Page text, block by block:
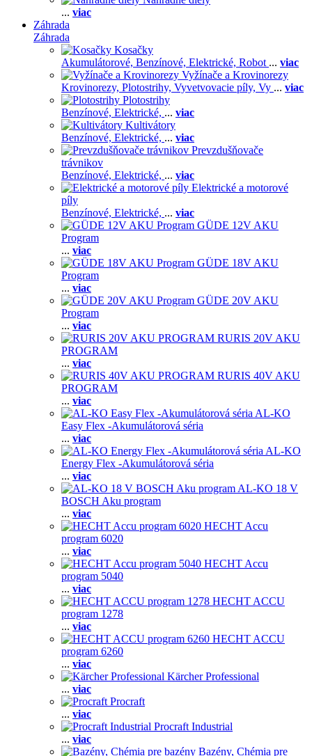
... viac
Záhrada
Záhrada
Kosačky
Akumulátorové, Benzínové, Elektrické, Robot ... viac
Vyžínače a Krovinorezy
Krovinorezy, Plotostrihy, Vyvetvovacie píly, Vy ... viac
Plotostrihy
Benzínové, Elektrické, ... viac
Kultivátory
Benzínové, Elektrické, ... viac
Prevzdušňovače
trávnikov
Benzínové, Elektrické, ... viac
Elektrické a motorové
píly
Benzínové, Elektrické, ... viac
GÜDE 12V AKU
Program
... viac
GÜDE 18V AKU
Program
... viac
GÜDE 20V AKU
Program
... viac
RURIS 20V AKU
PROGRAM
... viac
RURIS 40V AKU
PROGRAM
... viac
AL-KO
Easy Flex -Akumulátorová séria
... viac
AL-KO
Energy Flex -Akumulátorová séria
... viac
AL-KO 18 V
BOSCH Aku program
... viac
HECHT Accu
program 6020
... viac
HECHT Accu
program 5040
... viac
HECHT ACCU
program 1278
... viac
HECHT ACCU
program 6260
... viac
Kärcher Professional
... viac
Procraft
... viac
Procraft Industrial
... viac
Bazény, Chémia pre